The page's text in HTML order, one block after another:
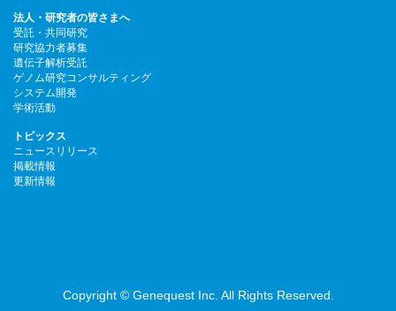
法人・研究者の皆さまへ
受託・共同研究
研究協力者募集
遺伝子解析受託
ゲノム研究コンサルティング
システム開発
学術活動
トピックス
ニュースリリース
掲載情報
更新情報
Copyright © Genequest Inc. All Rights Reserved.